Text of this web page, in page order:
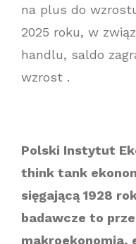
na plus do
2025 roku, w
handlu, saldo
wzrost .
Polski Instytut
think tank
sięgającą 1928
badawcze to
makroekonomia,